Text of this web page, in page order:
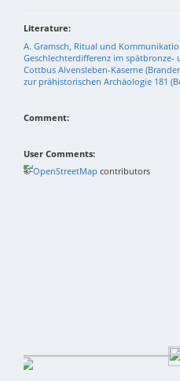
Literature:
A. Gramsch, Ritual und
Geschlechterdifferenz im
Cottbus Alvensleben-Kaserne
zur prähistorischen Archäologie 181
Comment:
User Comments:
+−
©OpenStreetMap contributors